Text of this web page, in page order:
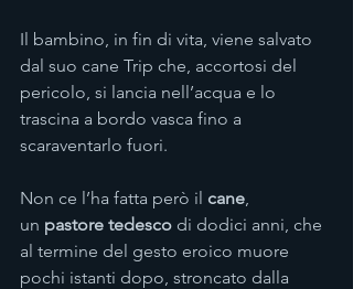
Il bambino, in fin di vita, viene salvato
dal suo cane Trip che, accortosi del
pericolo, si lancia nell’acqua e lo
trascina a bordo vasca fino a
scaraventarlo fuori.
Non ce l’ha fatta però il cane,
un pastore tedesco di dodici anni, che
al termine del gesto eroico muore
pochi istanti dopo, stroncato dalla